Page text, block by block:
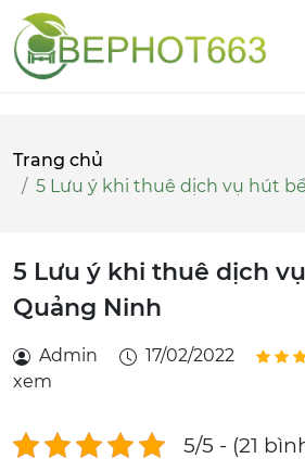
Trang chủ
5 Lưu ý khi thuê dịch vụ hút
5 Lưu ý khi thuê dịch
Quảng Ninh
Admin 17/02/2022
xem
5/5 - (21